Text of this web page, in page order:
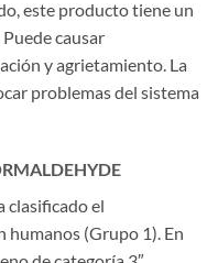
este producto tiene un
causar
y agrietamiento. La
problemas del sistema
clasificado el
humanos (Grupo 1). En